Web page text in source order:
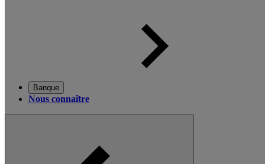
Banque
Nous connaître